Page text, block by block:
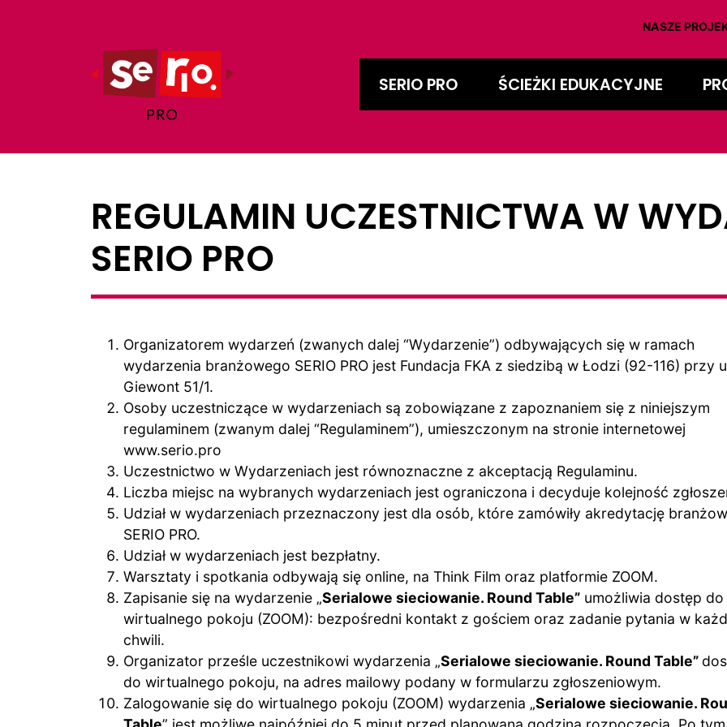
NASZE
SERIO PRO ŚCIEŻKI EDUKACYJNE
REGULAMIN UCZESTNICTWA W
SERIO PRO
Organizatorem wydarzeń (zwanych dalej “Wydarzenie”) odbywających się w ramach
wydarzenia branżowego SERIO PRO jest Fundacja FKA z siedzibą w Łodzi (92-116) przy
Giewont 51/1.
Osoby uczestniczące w wydarzeniach są zobowiązane z zapoznaniem się z niniejszym
regulaminem (zwanym dalej “Regulaminem”), umieszczonym na stronie internetowej
www.serio.pro
Uczestnictwo w Wydarzeniach jest równoznaczne z akceptacją Regulaminu.
Liczba miejsc na wybranych wydarzeniach jest ograniczona i decyduje kolejność
Udział w wydarzeniach przeznaczony jest dla osób, które zamówiły akredytację
SERIO PRO.
Udział w wydarzeniach jest bezpłatny.
Warsztaty i spotkania odbywają się online, na Think Film oraz platformie ZOOM.
Zapisanie się na wydarzenie „Serialowe sieciowanie. Round Table” umożliwia dostęp do
wirtualnego pokoju (ZOOM): bezpośredni kontakt z gościem oraz zadanie pytania w
chwili.
Organizator prześle uczestnikowi wydarzenia „Serialowe sieciowanie. Round Table”
do wirtualnego pokoju, na adres mailowy podany w formularzu zgłoszeniowym.
Zalogowanie się do wirtualnego pokoju (ZOOM) wydarzenia „Serialowe sieciowanie.